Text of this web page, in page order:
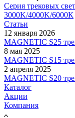
Серия трековых
3000K/4000K/6000К
Статьи
12 января 2026
MAGNETIC S25
8 мая 2025
MAGNETIC S15
2 апреля 2025
MAGNETIC S20
Каталог
Акции
Компания